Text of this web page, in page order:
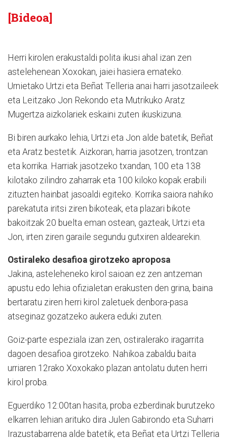
[Bideoa]
Herri kirolen erakustaldi polita ikusi ahal izan zen
astelehenean Xoxokan, jaiei hasiera emateko.
Urnietako Urtzi eta Beñat Telleria anai harri jasotzaileek
eta Leitzako Jon Rekondo eta Mutrikuko Aratz
Mugertza aizkolariek eskaini zuten ikuskizuna.
Bi biren aurkako lehia, Urtzi eta Jon alde batetik, Beñat
eta Aratz bestetik. Aizkoran, harria jasotzen, trontzan
eta korrika. Harriak jasotzeko txandan, 100 eta 138
kilotako zilindro zaharrak eta 100 kiloko kopak erabili
zituzten hainbat jasoaldi egiteko. Korrika saiora nahiko
parekatuta iritsi ziren bikoteak, eta plazari bikote
bakoitzak 20 buelta eman ostean, gazteak, Urtzi eta
Jon, irten ziren garaile segundu gutxiren aldearekin.
Ostiraleko desafioa girotzeko aproposa
Jakina, asteleheneko kirol saioan ez zen antzeman
apustu edo lehia ofizialetan erakusten den grina, baina
bertaratu ziren herri kirol zaletuek denbora-pasa
atseginaz gozatzeko aukera eduki zuten.
Goiz-parte espeziala izan zen, ostiralerako iragarrita
dagoen desafioa girotzeko. Nahikoa zabaldu baita
urriaren 12rako Xoxokako plazan antolatu duten herri
kirol proba.
Eguerdiko 12:00tan hasita, proba ezberdinak burutzeko
elkarren lehian arituko dira Julen Gabirondo eta Suharri
Irazustabarrena alde batetik, eta Beñat eta Urtzi Telleria